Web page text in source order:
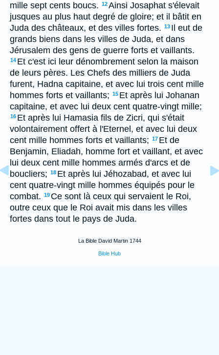
mille sept cents boucs. 12Ainsi Josaphat s'élevait
jusques au plus haut degré de gloire; et il bâtit en
Juda des châteaux, et des villes fortes. 13 Il eut de
grands biens dans les villes de Juda, et dans
Jérusalem des gens de guerre forts et vaillants.
14 Et c'est ici leur dénombrement selon la maison
de leurs pères. Les Chefs des milliers de Juda
furent, Hadna capitaine, et avec lui trois cent mille
hommes forts et vaillants; 15 Et après lui Johanan
capitaine, et avec lui deux cent quatre-vingt mille;
16 Et après lui Hamasia fils de Zicri, qui s'était
volontairement offert à l'Eternel, et avec lui deux
cent mille hommes forts et vaillants; 17 Et de
Benjamin, Eliadah, homme fort et vaillant, et avec
lui deux cent mille hommes armés d'arcs et de
boucliers; 18 Et après lui Jéhozabad, et avec lui
cent quatre-vingt mille hommes équipés pour le
combat. 19 Ce sont là ceux qui servaient le Roi,
outre ceux que le Roi avait mis dans les villes
fortes dans tout le pays de Juda.
La Bible David Martin 1744
Bible Hub